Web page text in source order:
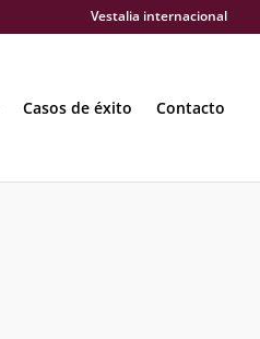
Vestalia internacional
Casos de éxito Contacto